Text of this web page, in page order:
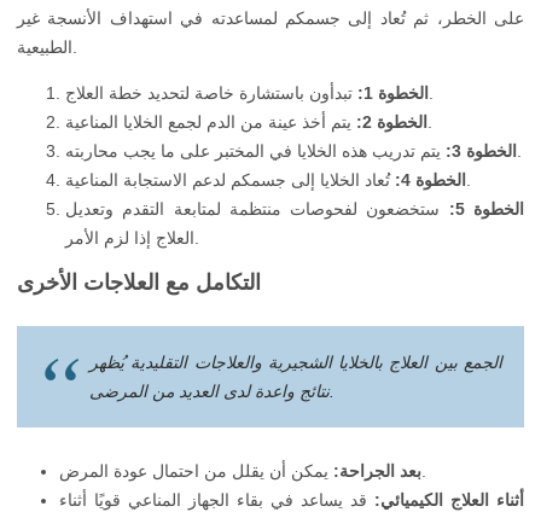
على الخطر، ثم تُعاد إلى جسمكم لمساعدته في استهداف الأنسجة غير
الخطوة 1:
الخطوة 2:
الخطوة 3:
الخطوة 4:
الخطوة 5:
ستخضعون لفحوصات منتظمة لمتابعة التقدم وتعديل
التكامل مع العلاجات الأخرى
الجمع بين العلاج بالخلايا الشجيرية والعلاجات التقليدية يُظهر
نتائج واعدة لدى العديد من المرضى.
بعد الجراحة:
أثناء العلاج الكيميائي: قد يساعد في بقاء الجهاز المناعي قويًا أثناء